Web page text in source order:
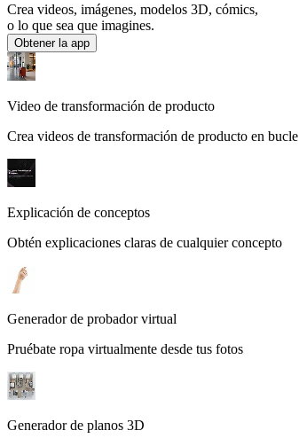
Crea videos, imágenes, modelos 3D, cómics,
o lo que sea que imagines.
Obtener la app
Video de transformación de producto
Crea videos de transformación de producto en bucle
Explicación de conceptos
Obtén explicaciones claras de cualquier concepto
Generador de probador virtual
Pruébate ropa virtualmente desde tus fotos
Generador de planos 3D